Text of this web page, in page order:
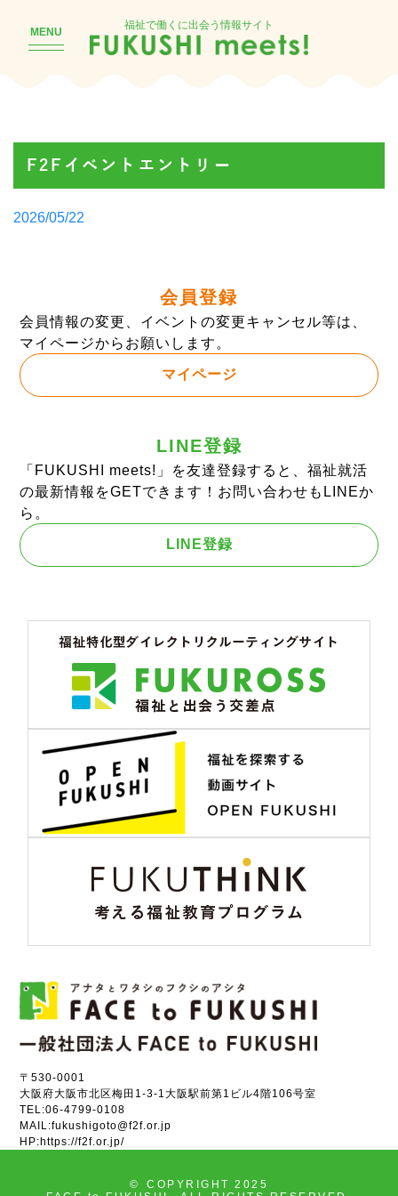
MENU
福祉で働くに出会う情報サイト
F2Fイベントエントリー
Posted
2026/05/22
会員登録
会員情報の変更、イベントの変更キャンセル等は、
マイページからお願いします。
マイページ
LINE登録
「FUKUSHI meets!」を友達登録すると、福祉就活
の最新情報をGETできます！お問い合わせもLINEか
ら。
LINE登録
〒530-0001
大阪府大阪市北区梅田1-3-1大阪駅前第1ビル4階106号室
TEL:06-4799-0108
MAIL:fukushigoto@f2f.or.jp
HP:https://f2f.or.jp/
©
COPYRIGHT 2025